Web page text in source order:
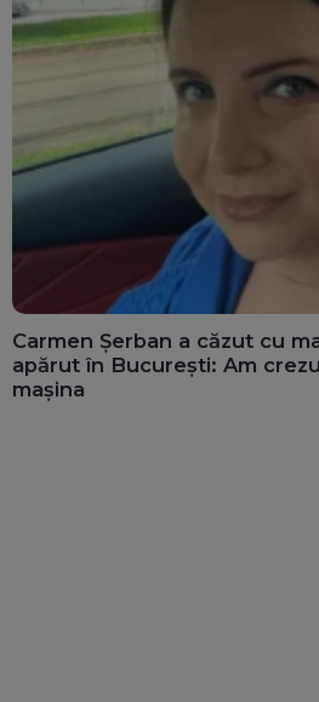
Carmen Șerban a căzut cu
apărut în București: Am
mașina